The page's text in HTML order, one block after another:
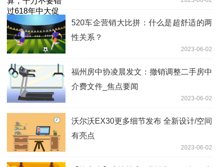
520车企营销大比拼：什么是超舒适的两
性关系？
2023-06-02
福州房中协凌晨发文：撤销调整二手房中
介费文件_焦点要闻
2023-06-02
沃尔沃EX30更多细节发布 全新设计/空间
有亮点
2023-06-02